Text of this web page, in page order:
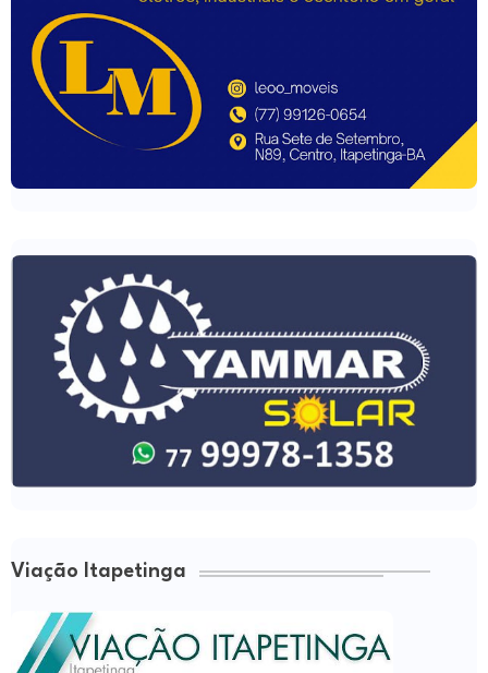
Viação Itapetinga